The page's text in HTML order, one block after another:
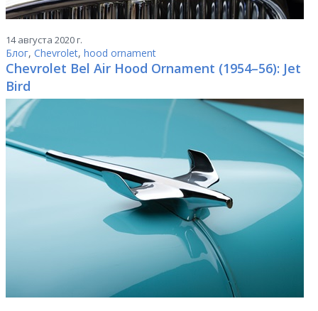
14 августа 2020 г.
Блог, Chevrolet, hood ornament
Chevrolet Bel Air Hood Ornament (1954–56): Jet
Bird